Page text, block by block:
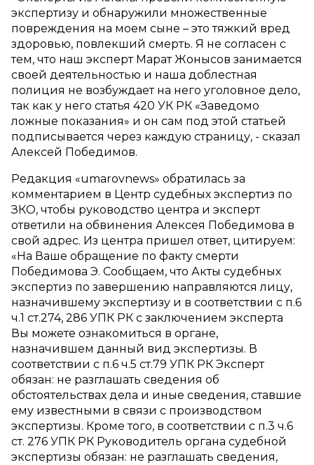
экспертизу и обнаружили множественные
повреждения на моем сыне – это тяжкий вред
здоровью, повлекший смерть. Я не согласен с
тем, что наш эксперт Марат Жонысов занимается
своей деятельностью и наша доблестная
полиция не возбуждает на него уголовное дело,
так как у него статья 420 УК РК «Заведомо
ложные показания» и он сам под этой статьей
подписывается через каждую страницу, - сказал
Алексей Победимов.
Редакция «umarovnews» обратилась за
комментарием в Центр судебных экспертиз по
ЗКО, чтобы руководство центра и эксперт
ответили на обвинения Алексея Победимова в
свой адрес. Из центра пришел ответ, цитируем:
«На Ваше обращение по факту смерти
Победимова Э. Сообщаем, что Акты судебных
экспертиз по завершению направляются лицу,
назначившему экспертизу и в соответствии с п.6
ч.1 ст.274, 286 УПК РК с заключением эксперта
Вы можете ознакомиться в органе,
назначившем данный вид экспертизы. В
соответствии с п.6 ч.5 ст.79 УПК РК Эксперт
обязан: не разглашать сведения об
обстоятельствах дела и иные сведения, ставшие
ему известными в связи с производством
экспертизы. Кроме того, в соответствии с п.3 ч.6
ст. 276 УПК РК Руководитель органа судебной
экспертизы обязан: не разглашать сведения,